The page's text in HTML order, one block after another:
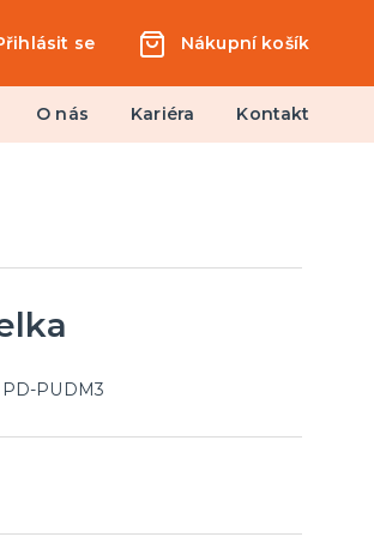
se Nákupní košík
O nás Kariéra Kontakt
PD-PUDM3